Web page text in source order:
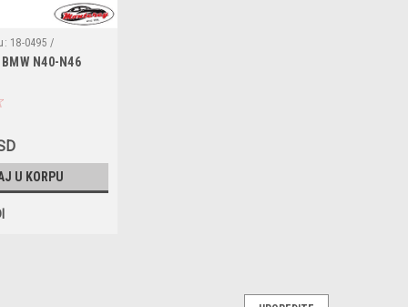
18-0495 /
/ 3406170 /
N40-N46
U KORPU